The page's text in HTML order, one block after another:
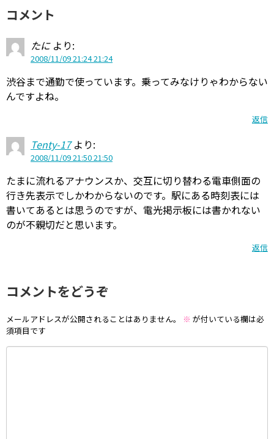
コメント
たに より:
2008/11/09 21:24 21:24
渋谷まで通勤で使っています。乗ってみなけりゃわからない
んですよね。
返信
Tenty-17 より:
2008/11/09 21:50 21:50
たまに流れるアナウンスか、交互に切り替わる電車側面の
行き先表示でしかわからないのです。駅にある時刻表には
書いてあるとは思うのですが、電光掲示板には書かれない
のが不親切だと思います。
返信
コメントをどうぞ
メールアドレスが公開されることはありません。 ※ が付いている欄は必
須項目です